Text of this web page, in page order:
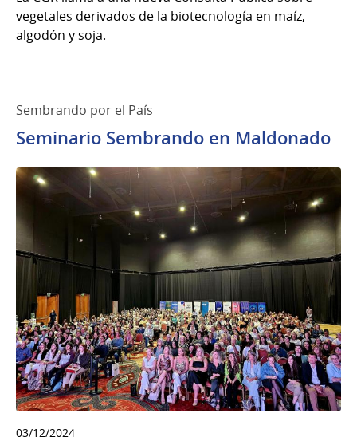
vegetales derivados de la biotecnología en maíz,
algodón y soja.
Sembrando por el País
Seminario Sembrando en Maldonado
03/12/2024